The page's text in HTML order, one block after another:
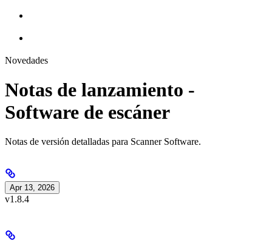
Novedades
Notas de lanzamiento -
Software de escáner
Notas de versión detalladas para Scanner Software.
Apr 13, 2026
v1.8.4